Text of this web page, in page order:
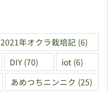
2021年オクラ栽培記 (6)
DIY (70) iot (6)
あめつちニンニク (25)